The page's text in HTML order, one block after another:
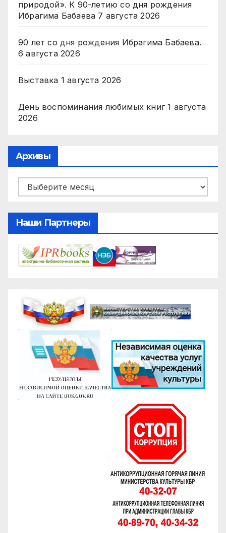
природой». К 90-летию со дня рождения
Ибрагима Бабаева 7 августа 2026
90 лет со дня рождения Ибрагима Бабаева.
6 августа 2026
Выставка 1 августа 2026
День воспоминания любимых книг 1 августа
2026
Архивы
Архивы
Наши Партнеры